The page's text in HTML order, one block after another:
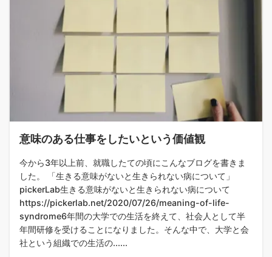
意味のある仕事をしたいという価値観
今から3年以上前、就職したての頃にこんなブログを書きま
した。 「生きる意味がないと生きられない病について」
pickerLab生きる意味がないと生きられない病について
https://pickerlab.net/2020/07/26/meaning-of-life-
syndrome6年間の大学での生活を終えて、社会人として半
年間研修を受けることになりました。そんな中で、大学と会
社という組織での生活の......